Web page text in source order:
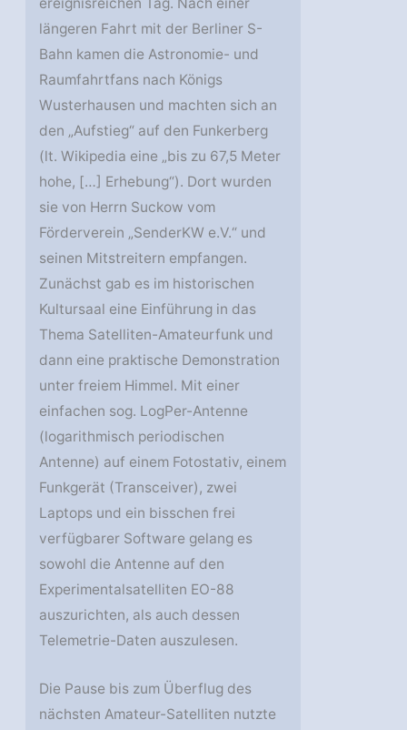
längeren Fahrt mit der Berliner S-
Bahn kamen die Astronomie- und
Raumfahrtfans nach Königs
Wusterhausen und machten sich an
den „Aufstieg“ auf den Funkerberg
(lt. Wikipedia eine „bis zu 67,5 Meter
hohe, […] Erhebung“). Dort wurden
sie von Herrn Suckow vom
Förderverein „SenderKW e.V.“ und
seinen Mitstreitern empfangen.
Zunächst gab es im historischen
Kultursaal eine Einführung in das
Thema Satelliten-Amateurfunk und
dann eine praktische Demonstration
unter freiem Himmel. Mit einer
einfachen sog. LogPer-Antenne
(logarithmisch periodischen
Antenne) auf einem Fotostativ, einem
Funkgerät (Transceiver), zwei
Laptops und ein bisschen frei
verfügbarer Software gelang es
sowohl die Antenne auf den
Experimentalsatelliten EO-88
auszurichten, als auch dessen
Telemetrie-Daten auszulesen.
Die Pause bis zum Überflug des
nächsten Amateur-Satelliten nutzte